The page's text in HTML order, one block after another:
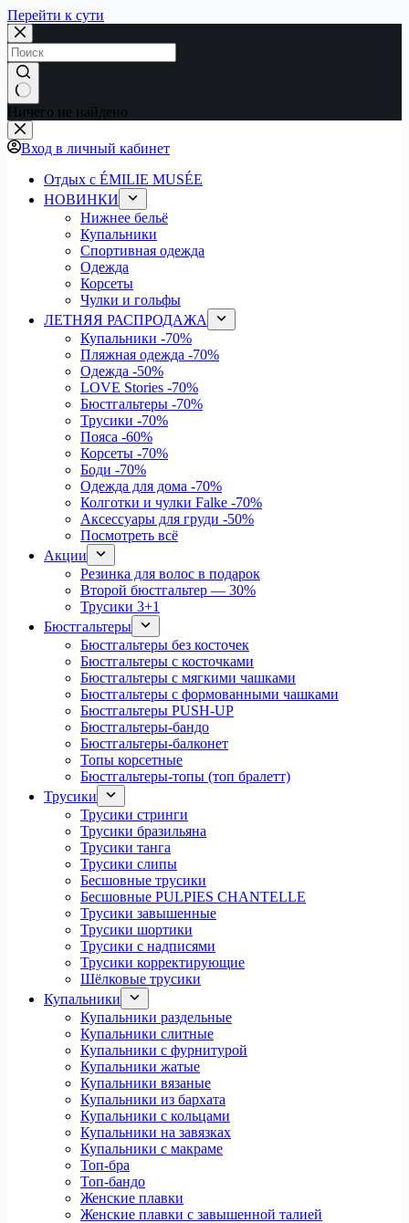
Перейти к сути
Ничего не найдено
Вход в личный кабинет
Отдых с ÉMILIE MUSÉE
НОВИНКИ
Нижнее бельё
Купальники
Спортивная одежда
Одежда
Корсеты
Чулки и гольфы
ЛЕТНЯЯ РАСПРОДАЖА
Купальники -70%
Пляжная одежда -70%
Одежда -50%
LOVE Stories -70%
Бюстгальтеры -70%
Трусики -70%
Пояса -60%
Корсеты -70%
Боди -70%
Одежда для дома -70%
Колготки и чулки Falke -70%
Аксессуары для груди -50%
Посмотреть всё
Акции
Резинка для волос в подарок
Второй бюстгальтер — 30%
Трусики 3+1
Бюстгальтеры
Бюстгальтеры без косточек
Бюстгальтеры с косточками
Бюстгальтеры с мягкими чашками
Бюстгальтеры с формованными чашками
Бюстгальтеры PUSH-UP
Бюстгальтеры-бандо
Бюстгальтеры-балконет
Топы корсетные
Бюстгальтеры-топы (топ бралетт)
Трусики
Трусики стринги
Трусики бразильяна
Трусики танга
Трусики слипы
Бесшовные трусики
Бесшовные PULPIES CHANTELLE
Трусики завышенные
Трусики шортики
Трусики с надписями
Трусики корректирующие
Шёлковые трусики
Купальники
Купальники раздельные
Купальники слитные
Купальники с фурнитурой
Купальники жатые
Купальники вязаные
Купальники из бархата
Купальники с кольцами
Купальники на завязках
Купальники с макраме
Топ-бра
Топ-бандо
Женские плавки
Женские плавки с завышенной талией